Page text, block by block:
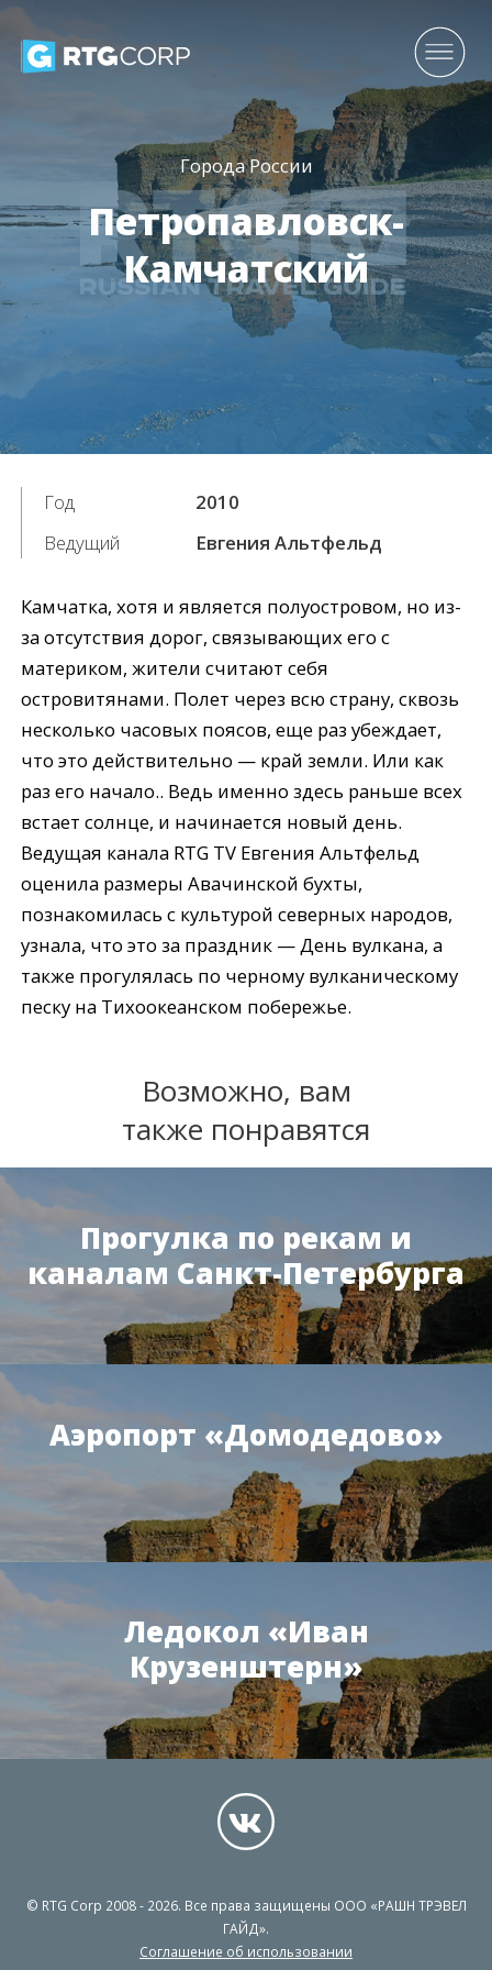
Города России
Петропавловск-
Камчатский
Год
2010
Ведущий
Евгения Альтфельд
Камчатка, хотя и является полуостровом, но из-
за отсутствия дорог, связывающих его с
материком, жители считают себя
островитянами. Полет через всю страну, сквозь
несколько часовых поясов, еще раз убеждает,
что это действительно — край земли. Или как
раз его начало.. Ведь именно здесь раньше всех
встает солнце, и начинается новый день.
Ведущая канала RTG TV Евгения Альтфельд
оценила размеры Авачинской бухты,
познакомилась с культурой северных народов,
узнала, что это за праздник — День вулкана, а
также прогулялась по черному вулканическому
песку на Тихоокеанском побережье.
Возможно, вам
также понравятся
Прогулка по рекам и
каналам Санкт-Петербурга
Аэропорт «Домодедово»
Ледокол «Иван
Крузенштерн»
© RTG Corp 2008 - 2026. Все права защищены ООО «РАШН ТРЭВЕЛ
ГАЙД».
Соглашение об использовании